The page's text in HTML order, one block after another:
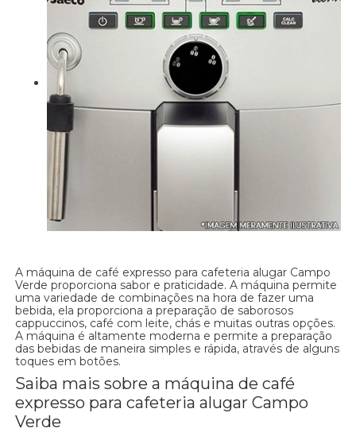
A máquina de café expresso para cafeteria alugar Campo
Verde proporciona sabor e praticidade. A máquina permite
uma variedade de combinações na hora de fazer uma
bebida, ela proporciona a preparação de saborosos
cappuccinos, café com leite, chás e muitas outras opções.
A máquina é altamente moderna e permite a preparação
das bebidas de maneira simples e rápida, através de alguns
toques em botões.
Saiba mais sobre a máquina de café
expresso para cafeteria alugar Campo
Verde